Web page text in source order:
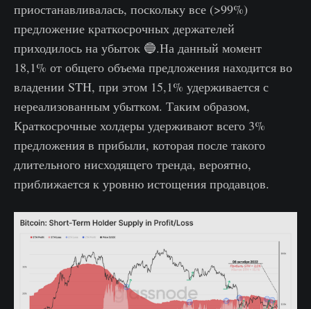
приостанавливалась, поскольку все (>99%)
предложение краткосрочных держателей
приходилось на убыток 🔵.На данный момент
18,1% от общего объема предложения находится во
владении STH, при этом 15,1% удерживается с
нереализованным убытком. Таким образом,
Краткосрочные холдеры удерживают всего 3%
предложения в прибыли, которая после такого
длительного нисходящего тренда, вероятно,
приближается к уровню истощения продавцов.